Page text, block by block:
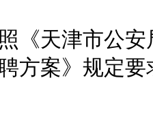
天津市公安
方案》规定